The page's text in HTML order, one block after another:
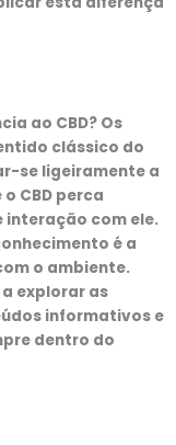
ao CBD? Os
clássico do
se ligeiramente a
CBD perca
com ele.
é a
o ambiente.
explorar as
informativos e
dentro do